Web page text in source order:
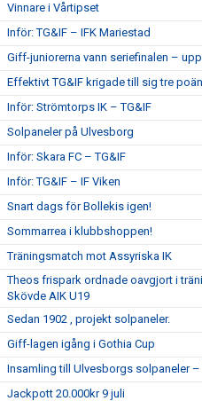
Vinnare i Vårtipset
Inför: TG&IF – IFK Mariestad
Giff-juniorerna vann seriefinalen –
Effektivt TG&IF krigade till sig tre
Inför: Strömtorps IK – TG&IF
Solpaneler på Ulvesborg
Inför: Skara FC – TG&IF
Inför: TG&IF – IF Viken
Snart dags för Bollekis igen!
Sommarrea i klubbshoppen!
Träningsmatch mot Assyriska IK
Theos frispark ordnade oavgjort i
Skövde AIK U19
Sedan 1902 , projekt solpaneler.
Giff-lagen igång i Gothia Cup
Insamling till Ulvesborgs solpaneler –
Jackpott 20.000kr 9 juli